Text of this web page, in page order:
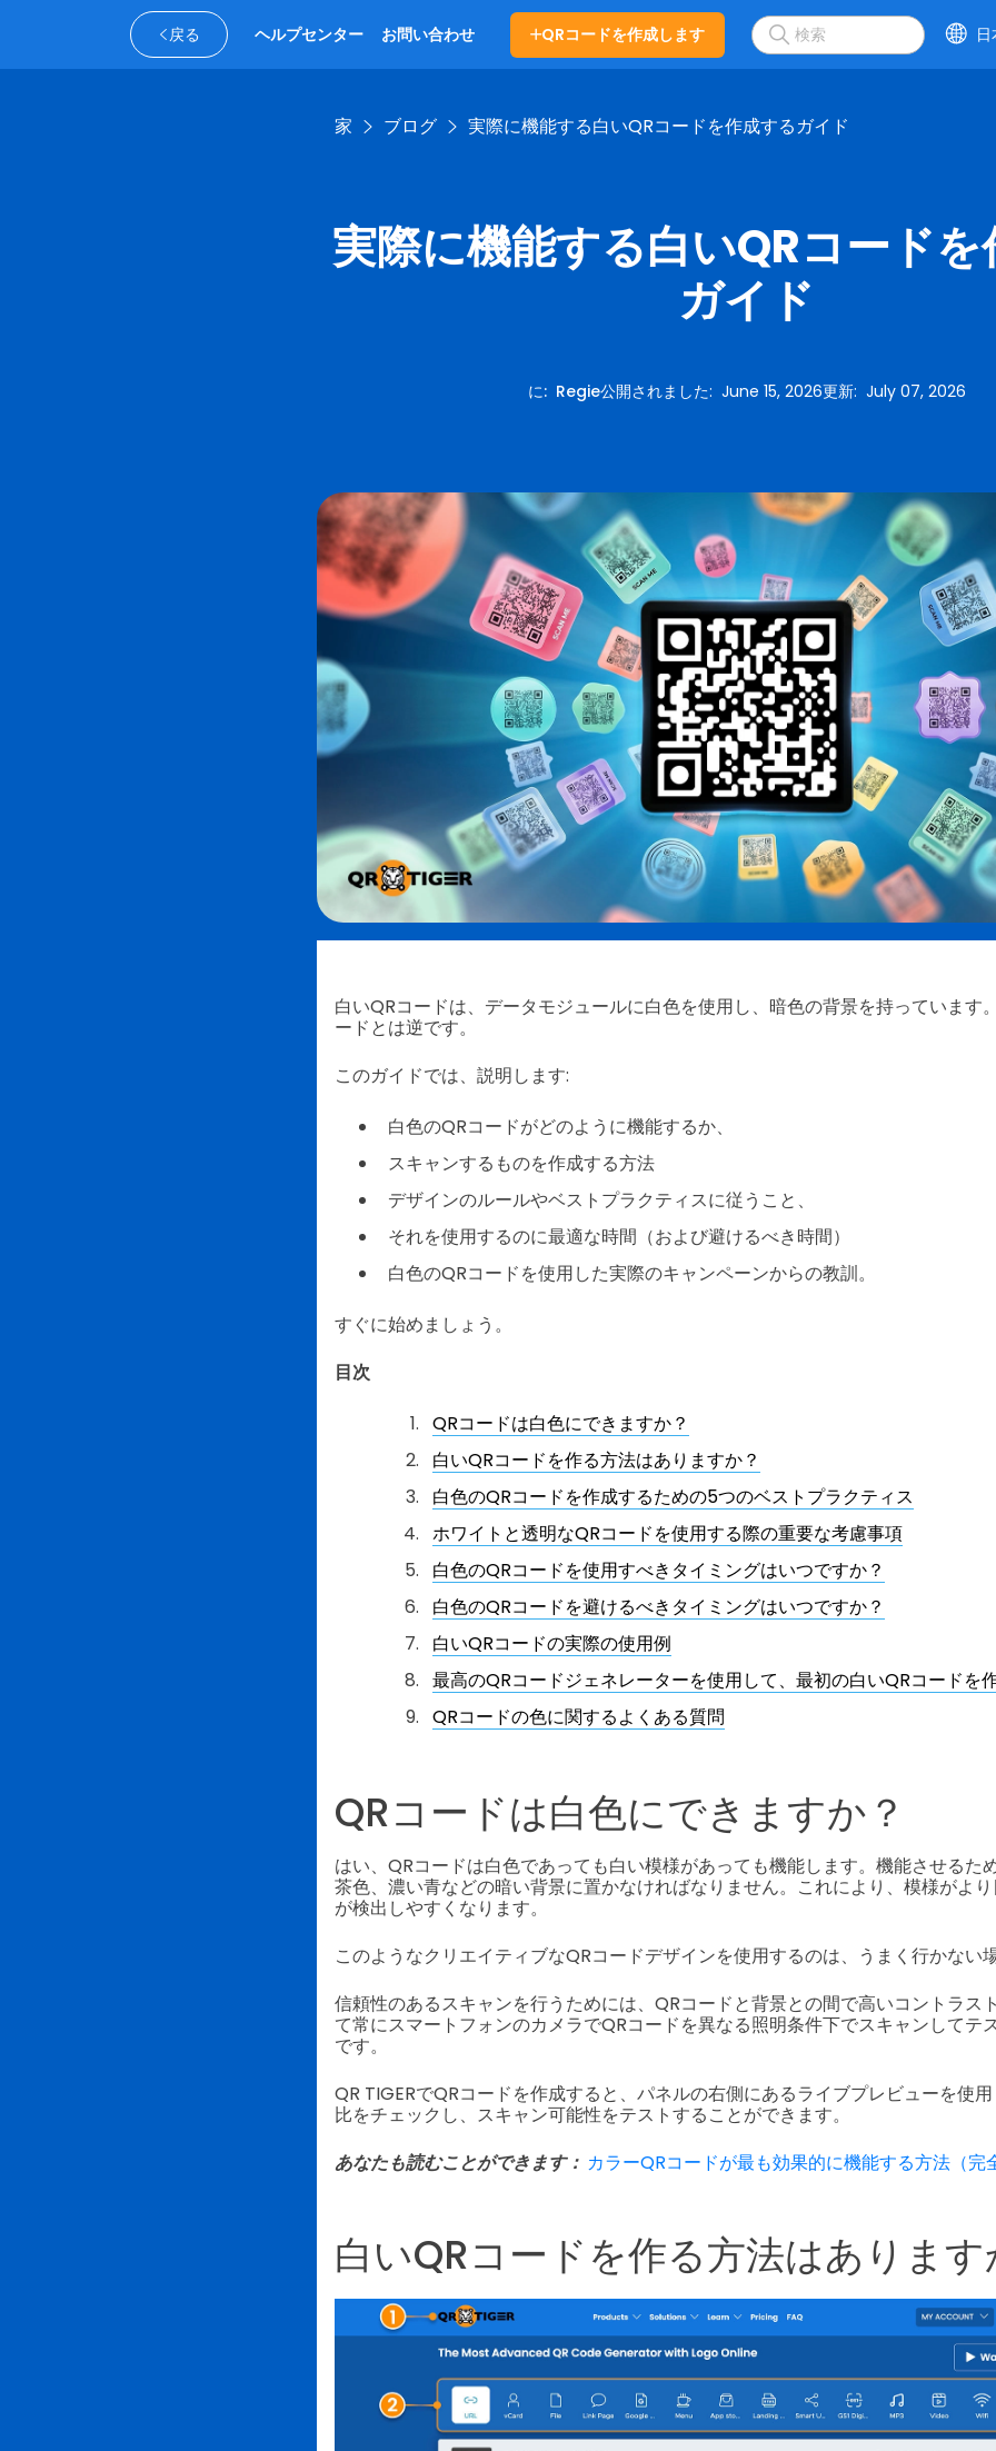
戻る ヘルプセンター お問い合わせ QRコードを作成します
家 ブログ 実際に機能する白いQRコードを作成するガイド
実際に機能する白いQRコード
ガイド
に: Regie公開されました: June 15, 2026更新: July 07, 2026
白いQRコードは、データモジュールに白色を使用し、暗色の背景を持っています
ードとは逆です。
このガイドでは、説明します:
白色のQRコードがどのように機能するか、
スキャンするものを作成する方法
デザインのルールやベストプラクティスに従うこと、
それを使用するのに最適な時間（および避けるべき時間）
白色のQRコードを使用した実際のキャンペーンからの教訓。
すぐに始めましょう。
目次
QRコードは白色にできますか？
白いQRコードを作る方法はありますか？
白色のQRコードを作成するための5つのベストプラクティス
ホワイトと透明なQRコードを使用する際の重要な考慮事項
白色のQRコードを使用すべきタイミングはいつですか？
白色のQRコードを避けるべきタイミングはいつですか？
白いQRコードの実際の使用例
最高のQRコードジェネレーターを使用して、最初の白いQRコードを
QRコードの色に関するよくある質問
QRコードは白色にできますか？
はい、QRコードは白色であっても白い模様があっても機能します。機能させるた
茶色、濃い青などの暗い背景に置かなければなりません。これにより、模様がよ
が検出しやすくなります。
このようなクリエイティブなQRコードデザインを使用するのは、うまく行かない
信頼性のあるスキャンを行うためには、QRコードと背景との間で高いコントラス
て常にスマートフォンのカメラでQRコードを異なる照明条件下でスキャンしてテ
です。
QR TIGERでQRコードを作成すると、パネルの右側にあるライブプレビューを使
比をチェックし、スキャン可能性をテストすることができます。
あなたも読むことができます： カラーQRコードが最も効果的に機能する方法（完
白いQRコードを作る方法はありま